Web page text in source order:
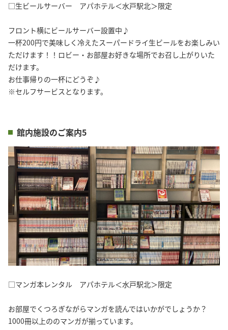
□生ビールサーバー アパホテル＜水戸駅北＞限定
フロント横にビールサーバー設置中♪
一杯200円で美味しく冷えたスーパードライ生ビールをお楽しみい
ただけます！！ロビー・お部屋お好きな場所でお召し上がりいた
だけます。
お仕事帰りの一杯にどうぞ♪
※セルフサービスとなります。
館内施設のご案内5
□マンガ本レンタル アパホテル＜水戸駅北＞限定
お部屋でくつろぎながらマンガを読んではいかがでしょうか？
1000冊以上ののマンガが揃っています。